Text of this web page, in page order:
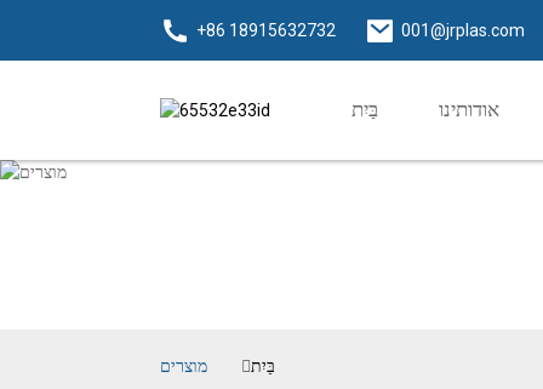
+86 18915632732 001@jrplas.com
בַּיִת אודותינו
בַּיִת מוצרים